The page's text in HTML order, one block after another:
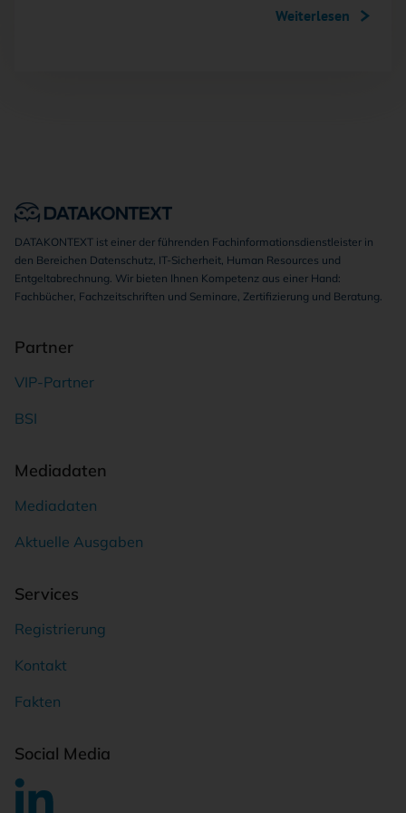
Weiterlesen
DATAKONTEXT ist einer der führenden Fachinformationsdienstleister in
den Bereichen Datenschutz, IT-Sicherheit, Human Resources und
Entgeltabrechnung. Wir bieten Ihnen Kompetenz aus einer Hand:
Fachbücher, Fachzeitschriften und Seminare, Zertifizierung und Beratung.
Partner
VIP-Partner
BSI
Mediadaten
Mediadaten
Aktuelle Ausgaben
Services
Registrierung
Kontakt
Fakten
Social Media